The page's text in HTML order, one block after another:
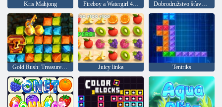
Kris Mahjong Fireboy a Watergirl 4: Crystal Temple Dobrodružstvo šťavnatých bobúľ
Juicy linka Tentriks